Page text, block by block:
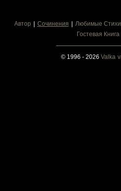
Автор Сочинения Любимые Стихи
Гостевая Книга
© 1996 - 2026 Valka